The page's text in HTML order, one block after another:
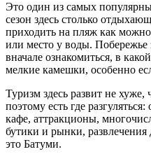
Это один из самых
сезон здесь столько
приходить на пляж как
или место у воды. Побережье
вначале ознакомиться, в
мелкие камешки, особенно
Туризм здесь развит не хуже,
поэтому есть где
кафе, аттракционы,
бутики и рынки,
это Батуми.